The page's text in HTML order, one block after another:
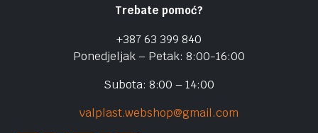
Trebate pomoć?
+387 63 399 840
Ponedjeljak – Petak: 8:00-16:00
Subota: 8:00 – 14:00
valplast.webshop@gmail.com